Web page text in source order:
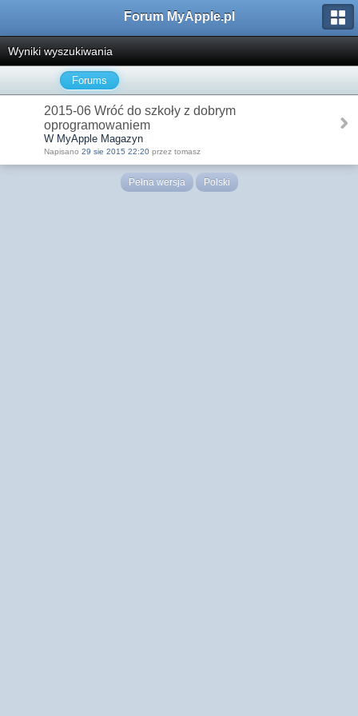
Forum MyApple.pl
Wyniki wyszukiwania
Forums
2015-06 Wróć do szkoły z dobrym
oprogramowaniem
W MyApple Magazyn
Napisano 29 sie 2015 22:20 przez tomasz
Pełna wersja Polski